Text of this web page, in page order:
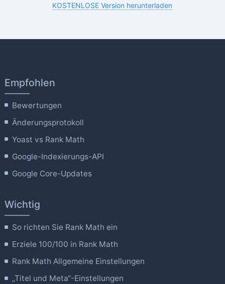
KOSTENLOSE Version herunterladen
Empfohlen
Bewertungen
Änderungsprotokoll
Yoast vs Rank Math
Google-Indexierungs-API
Google Core-Updates
Wichtig
So richten Sie Rank Math ein
Erziele 100/100 in Rank Math
Rank Math Allgemeine Einstellungen
„Titel und Meta“-Einstellungen